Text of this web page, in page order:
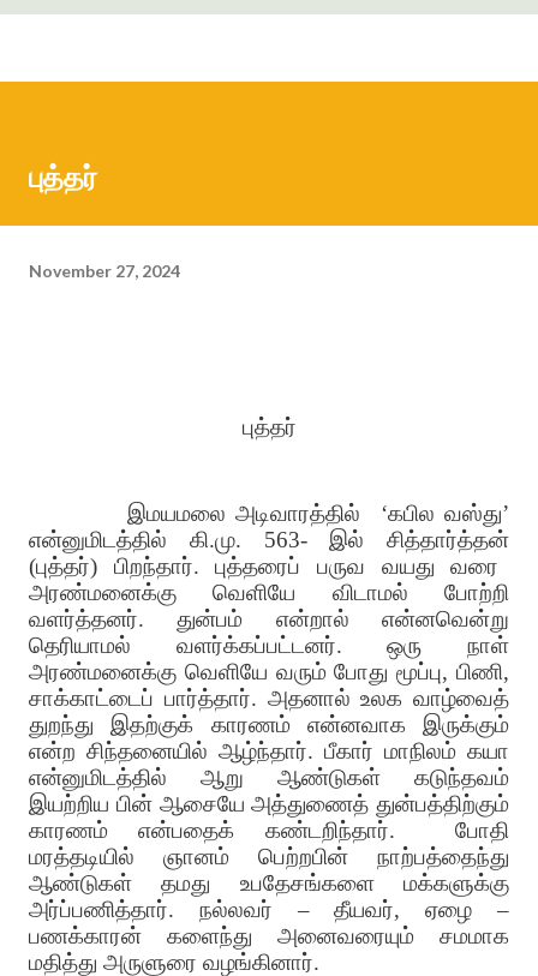
புல்லாங்குழல் ’ என்ற தலைப்பில் கவிதைத் தொகுப்பை வெளியிட்டார் .
கணையாழி , புதிய பார்வை , தமிழன் எக்ஸ்பிரஸ் என்று பல இதழ்களில்
நர்மதா அணை கட்டப்படுவதற்காக கரையோரத்தில் வசித்த மக்கள்
புத்தர்
November 27, 2024
புத்தர்
இமயமலை அடிவாரத்தில் ‘கபில வஸ்து’
என்னுமிடத்தில் கி.மு. 563- இல் சித்தார்த்தன்
(புத்தர்) பிறந்தார்.புத்தரைப் பருவ வயது வரை
அரண்மனைக்கு வெளியே விடாமல் போற்றி
வளர்த்தனர்.துன்பம் என்றால் என்னவென்று
தெரியாமல் வளர்க்கப்பட்டனர்.ஒரு நாள்
அரண்மனைக்கு வெளியே வரும் போது மூப்பு,பிணி,
சாக்காட்டைப் பார்த்தார். அதனால் உலக வாழ்வைத்
துறந்து இதற்குக் காரணம் என்னவாக இருக்கும்
என்ற சிந்தனையில் ஆழ்ந்தார். பீகார் மாநிலம் கயா
என்னுமிடத்தில் ஆறு ஆண்டுகள் கடுந்தவம்
இயற்றிய பின் ஆசையே அத்துணைத் துன்பத்திற்கும்
காரணம் என்பதைக் கண்டறிந்தார்.
போதி
மரத்தடியில் ஞானம் பெற்றபின் நாற்பத்தைந்து
ஆண்டுகள் தமது உபதேசங்களை மக்களுக்கு
அர்ப்பணித்தார். நல்லவர் –தீயவர்,ஏழை –
பணக்காரன் களைந்து அனைவரையும் சமமாக
மதித்து அருளுரை வழங்கினார்.